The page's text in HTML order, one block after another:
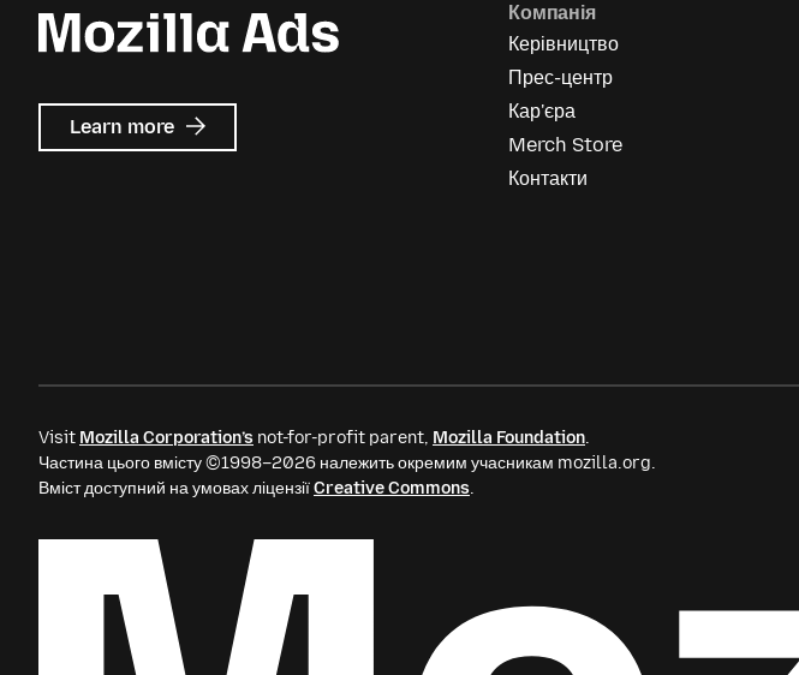
Learn more about
Mozilla
Компанія
Керівництво
Прес-центр
Кар'єра
Merch Store
Контакти
Visit Mozilla Corporation’s not-for-profit parent, Mozilla Foundation.
Частина цього вмісту ©1998–2026 належить окремим учасникам mozilla.org.
Вміст доступний на умовах ліцензіїCreative Commons.